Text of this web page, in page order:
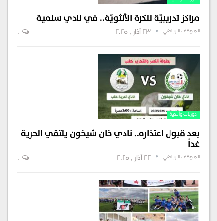
مراكز تدريبيّة للكرة الأنثويّة.. في نادي سلمية
الموقف الرياضي 23 آذار , 2025 0
دوريات وأندية
بعد قبول اعتذاره.. نادي خان شيخون يلتقي الحرية
غداً
الموقف الرياضي 22 آذار , 2025 0